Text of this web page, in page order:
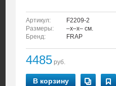
Артикул:
F2209-2
Размеры:
–x–x– см.
Бренд:
FRAP
4485 руб.
В корзину